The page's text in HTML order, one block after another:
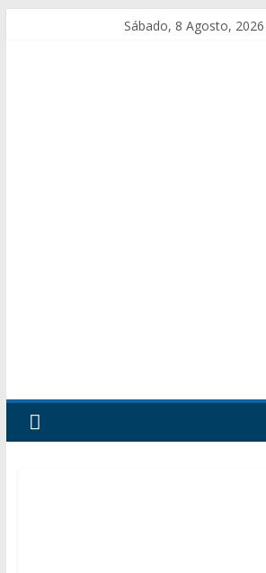
Sábado, 8 Agosto, 2026